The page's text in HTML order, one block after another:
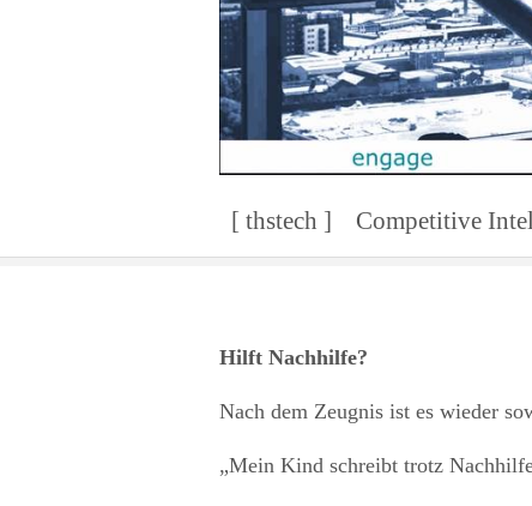
[ thstech ] Competitive
Hilft Nachhilfe?
Nach dem Zeugnis ist es wieder
„Mein Kind schreibt trotz